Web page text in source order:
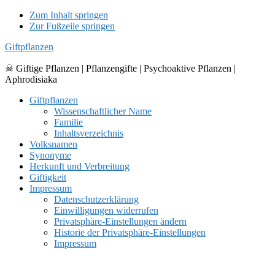
Zum Inhalt springen
Zur Fußzeile springen
Giftpflanzen
☠ Giftige Pflanzen | Pflanzengifte | Psychoaktive Pflanzen |
Aphrodisiaka
Giftpflanzen
Wissenschaftlicher Name
Familie
Inhaltsverzeichnis
Volksnamen
Synonyme
Herkunft und Verbreitung
Giftigkeit
Impressum
Datenschutzerklärung
Einwilligungen widerrufen
Privatsphäre-Einstellungen ändern
Historie der Privatsphäre-Einstellungen
Impressum